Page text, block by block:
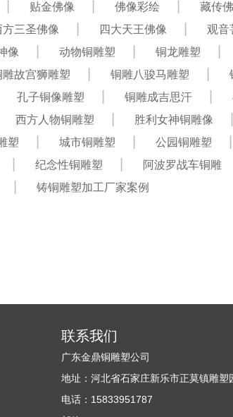
贴金佛像 佛像彩绘 藏传
方三圣佛像 四大天王佛像 观音
像 动物铜雕塑 铜龙雕塑
雕故宫狮雕塑 铜雕八骏马雕塑
孔子铜像雕塑 铜雕成吉思汗
西方人物铜雕塑 胜利女神铜雕像
塑 城市铜雕塑 公园铜雕塑
纪念性铜雕塑 阿波罗战车铜雕
铸铜雕塑加工厂家案例
联系我们
广东金鼎铜雕塑公司
地址：河北省石家庄新乐市正莫镇雕塑
电话：15833951787